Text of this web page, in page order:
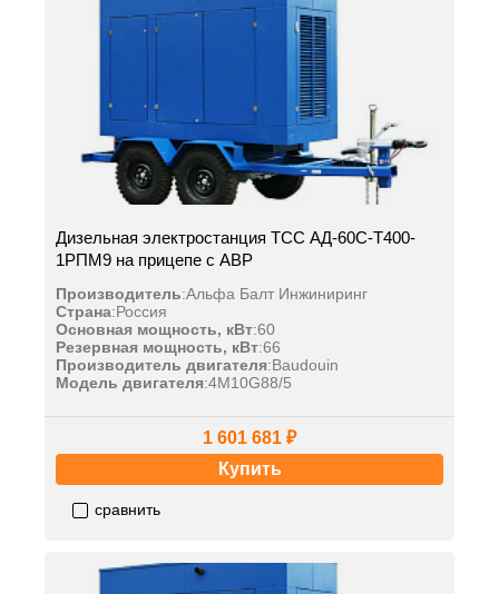
Дизельная электростанция ТСС АД-60С-Т400-
1РПМ9 на прицепе с АВР
Производитель:Альфа Балт Инжиниринг
Страна:Россия
Основная мощность, кВт:60
Резервная мощность, кВт:66
Производитель двигателя:Baudouin
Модель двигателя:4M10G88/5
1 601 681 ₽
Купить
сравнить